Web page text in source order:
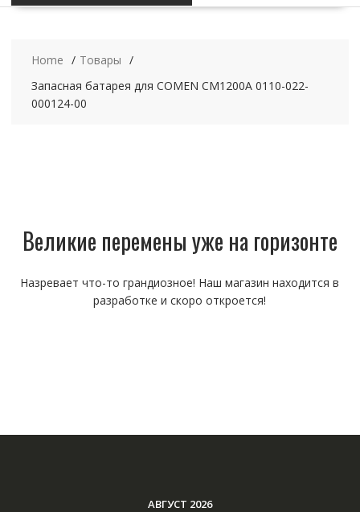
Home
Товары
Запасная батарея для COMEN CM1200A 0110-022-
000124-00
Великие перемены уже на горизонте
Назревает что-то грандиозное! Наш магазин находится в
разработке и скоро откроется!
АВГУСТ 2026